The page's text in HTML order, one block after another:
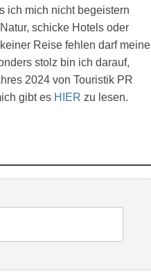
ich mich nicht begeistern
schicke Hotels oder
Reise fehlen darf meine
stolz bin ich darauf,
2024 von Touristik PR
gibt es HIER zu lesen.